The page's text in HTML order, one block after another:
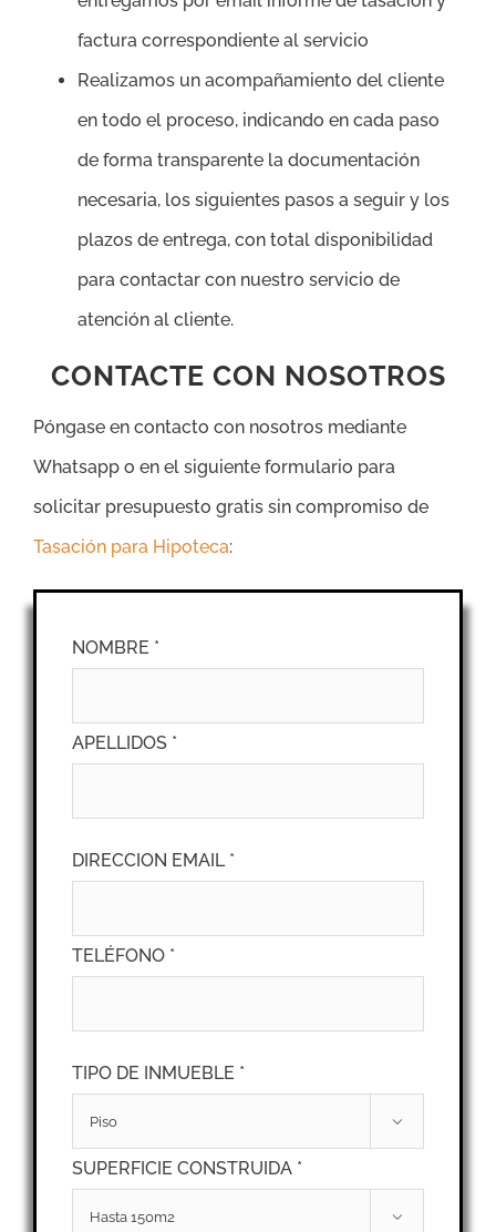
factura correspondiente al servicio
Realizamos un acompañamiento del cliente
en todo el proceso, indicando en cada paso
de forma transparente la documentación
necesaria, los siguientes pasos a seguir y los
plazos de entrega, con total disponibilidad
para contactar con nuestro servicio de
atención al cliente.
CONTACTE CON NOSOTROS
Póngase en contacto con nosotros mediante
Whatsapp o en el siguiente formulario para
solicitar presupuesto gratis sin compromiso de
Tasación para Hipoteca:
NOMBRE *
APELLIDOS *
DIRECCION EMAIL *
TELÉFONO *
TIPO DE INMUEBLE *

SUPERFICIE CONSTRUIDA *
